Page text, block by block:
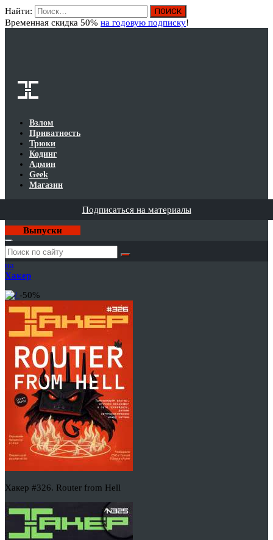
Найти:
Временная скидка 50% на годовую подписку!
Взлом
Приватность
Трюки
Кодинг
Админ
Geek
Магазин
Подписаться на материалы
Выпуски
Годовая
подписка
на
Хакер
-50%
Хакер #326. Router from Hell